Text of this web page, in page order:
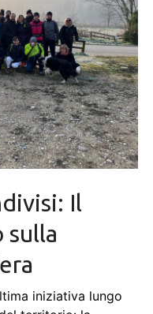
Il
sulla
iniziativa lungo